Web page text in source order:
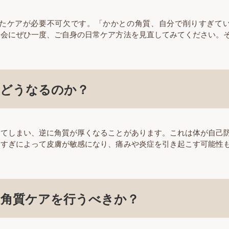
ケアが必要不可欠です。「かかとの角質、自分で削りすぎて
にぜひ一度、ご自身の日常ケア方法を見直してみてください。
うなるのか？
しまい、逆に角質が厚くなることがあります。これは体が自己
ぎによって皮膚が敏感になり、痛みや炎症を引き起こす可能性
質ケアを行うべきか？